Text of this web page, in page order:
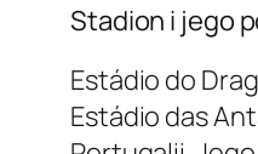
Stadion i jego
Estádio do
Estádio das